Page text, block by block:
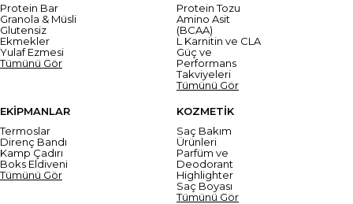
Protein Bar
Granola & Müsli
Glutensiz
Ekmekler
Yulaf Ezmesi
Tümünü Gör
Protein Tozu
Amino Asit
(BCAA)
L Karnitin ve CLA
Güç ve
Performans
Takviyeleri
Tümünü Gör
EKİPMANLAR
Termoslar
Direnç Bandı
Kamp Çadırı
Boks Eldiveni
Tümünü Gör
KOZMETİK
Saç Bakım
Ürünleri
Parfüm ve
Deodorant
Highlighter
Saç Boyası
Tümünü Gör